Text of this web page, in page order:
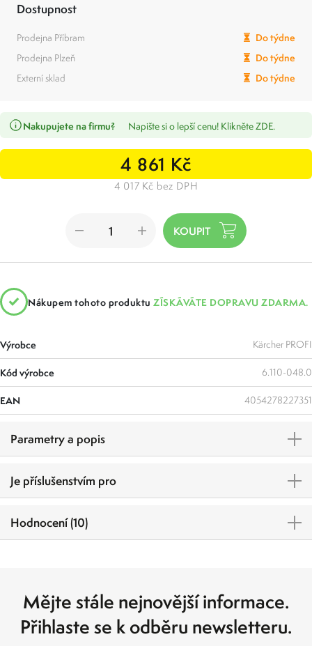
Dostupnost
Prodejna Příbram
Do týdne
Prodejna Plzeň
Do týdne
Externí sklad
Do týdne
Nakupujete na firmu? Napište si o lepší cenu! Klikněte ZDE.
4 861 Kč
4 017 Kč bez DPH
Nákupem tohoto produktu ZÍSKÁVÁTE DOPRAVU ZDARMA.
Výrobce Kärcher PROFI
Kód výrobce 6.110-048.0
EAN 4054278227351
Parametry a popis
Je příslušenstvím pro
Hodnocení (10)
Mějte stále nejnovější informace.
Přihlaste se k odběru newsletteru.